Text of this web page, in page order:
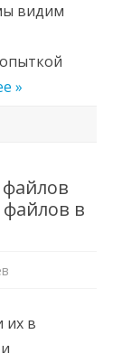
видим
»
в
файлов
lnk
и
их в